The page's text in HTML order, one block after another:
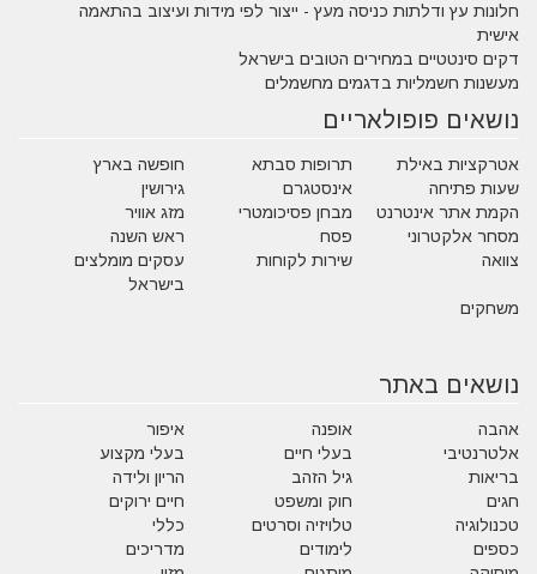
חלונות עץ ודלתות כניסה מעץ - ייצור לפי מידות ועיצוב בהתאמה
אישית
דקים סינטטיים במחירים הטובים בישראל
מעשנות חשמליות בדגמים מחשמלים
נושאים פופולאריים
אטרקציות באילת תרופות סבתא
חופשה בארץ
שעות פתיחה
אינסטגרם
גירושין
הקמת אתר אינטרנט
מבחן פסיכומטרי
מזג אוויר
מסחר אלקטרוני
פסח
ראש השנה
צוואה
שירות לקוחות
עסקים מומלצים
בישראל
משחקים
נושאים באתר
אהבה אופנה
איפור
אלטרנטיבי
בעלי חיים
בעלי מקצוע
בריאות
גיל הזהב
הריון ולידה
חגים
חוק ומשפט
חיים ירוקים
טכנולוגיה
טלויזיה וסרטים
כללי
כספים
לימודים
מדריכים